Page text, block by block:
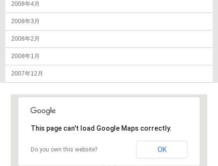
2008年4月
2008年3月
2008年2月
2008年1月
2007年12月
This page can't load Google Maps correctly.
Do you own this website? OK